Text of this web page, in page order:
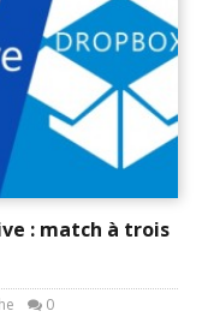
: match à trois
0